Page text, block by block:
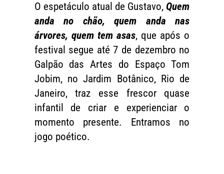
O espetáculo atual de Gustavo, Quem
anda no chão, quem anda nas
árvores, quem tem asas, que após o
festival segue até 7 de dezembro no
Galpão das Artes do Espaço Tom
Jobim, no Jardim Botânico, Rio de
Janeiro, traz esse frescor quase
infantil de criar e experienciar o
momento presente. Entramos no
jogo poético.